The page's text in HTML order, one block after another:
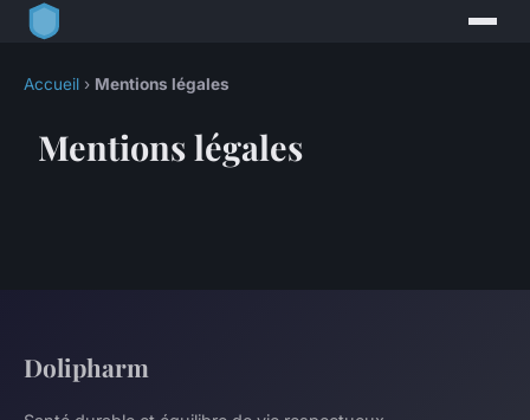
Accueil › Mentions légales
Mentions légales
Dolipharm